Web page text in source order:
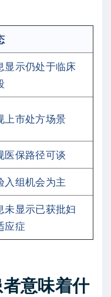
显示仍处于临床
上市处方场景
医保路径可谈
入组机会为主
未显示已获批妇
应症
意味着什